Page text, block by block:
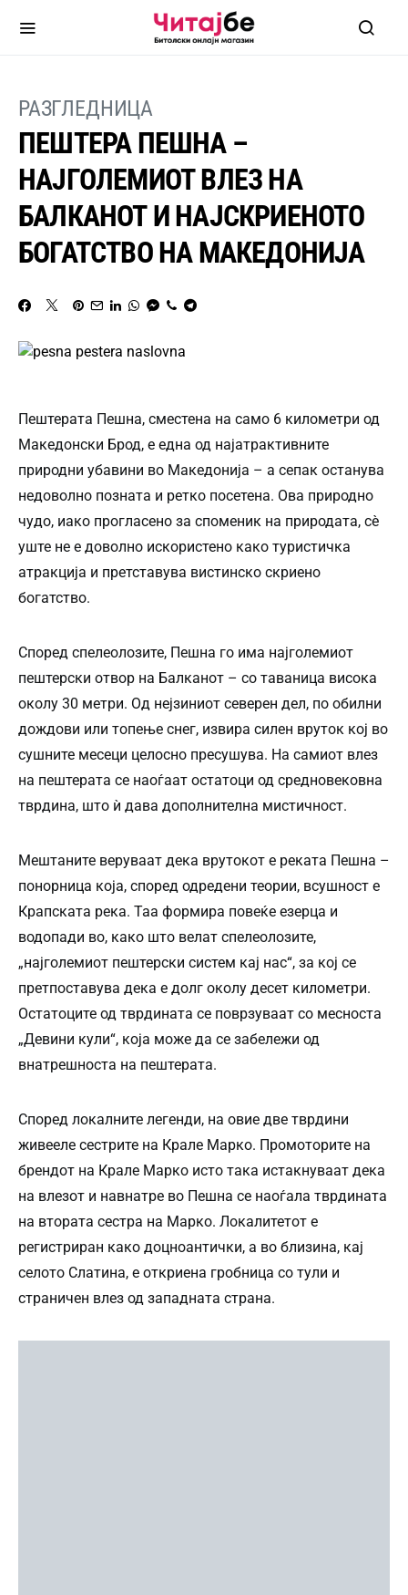
РАЗГЛЕДНИЦА
ПЕШТЕРА ПЕШНА –
НАЈГОЛЕМИОТ ВЛЕЗ НА
БАЛКАНОТ И НАЈСКРИЕНОТО
БОГАТСТВО НА МАКЕДОНИЈА
Пештерата Пешна, сместена на само 6 километри од
Македонски Брод, е една од најатрактивните
природни убавини во Македонија – а сепак останува
недоволно позната и ретко посетена. Ова природно
чудо, иако прогласено за споменик на природата, сè
уште не е доволно искористено како туристичка
атракција и претставува вистинско скриено
богатство.
Според спелеолозите, Пешна го има најголемиот
пештерски отвор на Балканот – со таваница висока
околу 30 метри. Од нејзиниот северен дел, по обилни
дождови или топење снег, извира силен вруток кој во
сушните месеци целосно пресушува. На самиот влез
на пештерата се наоѓаат остатоци од средновековна
тврдина, што ѝ дава дополнителна мистичност.
Мештаните веруваат дека врутокот е реката Пешна –
понорница која, според одредени теории, всушност е
Крапската река. Таа формира повеќе езерца и
водопади во, како што велат спелеолозите,
„најголемиот пештерски систем кај нас“, за кој се
претпоставува дека е долг околу десет километри.
Остатоците од тврдината се поврзуваат со месноста
„Девини кули“, која може да се забележи од
внатрешноста на пештерата.
Според локалните легенди, на овие две тврдини
живееле сестрите на Крале Марко. Промоторите на
брендот на Крале Марко исто така истакнуваат дека
на влезот и навнатре во Пешна се наоѓала тврдината
на втората сестра на Марко. Локалитетот е
регистриран како доцноантички, а во близина, кај
селото Слатина, е откриена гробница со тули и
страничен влез од западната страна.